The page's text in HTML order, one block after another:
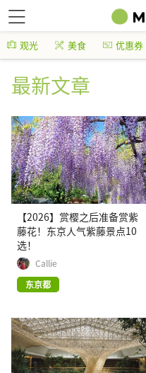
观光 美食 优惠券
最新文章
【2026】赏樱之后准备赏紫
藤花！东京人气紫藤景点10
选！
Callie
东京都